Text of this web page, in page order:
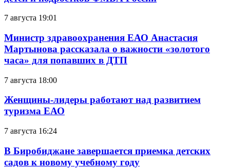
7 августа 19:01
Министр здравоохранения ЕАО Анастасия
Мартынова рассказала о важности «золотого
часа» для попавших в ДТП
7 августа 18:00
Женщины-лидеры работают над развитием
туризма ЕАО
7 августа 16:24
В Биробиджане завершается приемка детских
садов к новому учебному году